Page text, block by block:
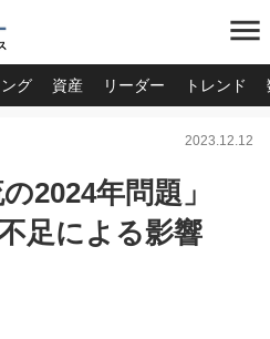
menu
グ 資産 リーダー トレンド
2023.12.12
2024年問題」
足による影響